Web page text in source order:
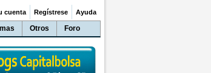
Otros Foro
cuenta Regístrese Ayuda